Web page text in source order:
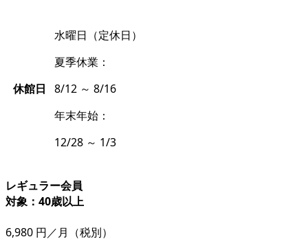
休館日
水曜日（定休日）
夏季休業：
8/12 ～ 8/16
年末年始：
12/28 ～ 1/3
レギュラー会員
対象：40歳以上
6,980 円／月 （税別）